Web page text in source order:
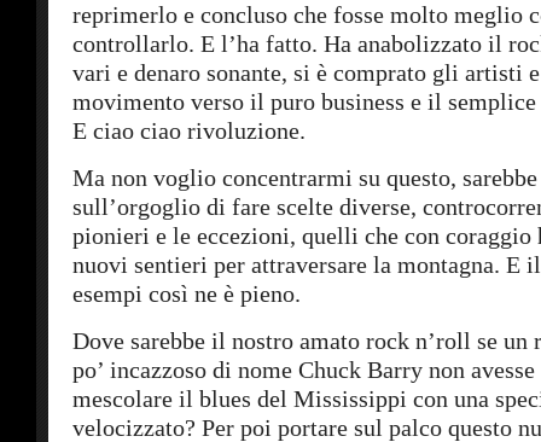
reprimerlo e concluso che fosse molto meglio
controllarlo. E l’ha fatto. Ha anabolizzato il
vari e denaro sonante, si è comprato gli artisti
movimento verso il puro business e il
E ciao ciao rivoluzione.
Ma non voglio concentrarmi su questo,
sull’orgoglio di fare scelte diverse,
pionieri e le eccezioni, quelli che con coraggio
nuovi sentieri per attraversare la montagna. E
esempi così ne è pieno.
Dove sarebbe il nostro amato rock n’roll se un
po’ incazzoso di nome Chuck Barry non
mescolare il blues del Mississippi con una
velocizzato? Per poi portare sul palco questo